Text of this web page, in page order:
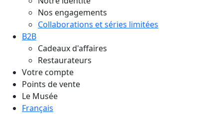
Nos engagements
Collaborations et séries limitées
B2B
Cadeaux d'affaires
Restaurateurs
Votre compte
Points de vente
Le Musée
Français